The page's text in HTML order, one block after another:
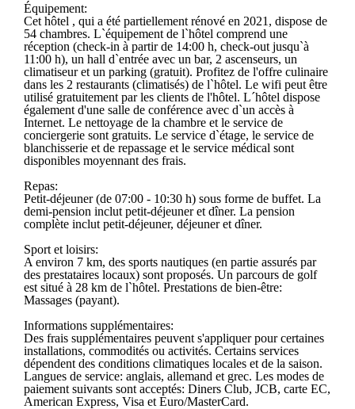
Équipement:
Cet hôtel , qui a été partiellement rénové en 2021, dispose de
54 chambres. L`équipement de l`hôtel comprend une
réception (check-in à partir de 14:00 h, check-out jusqu`à
11:00 h), un hall d`entrée avec un bar, 2 ascenseurs, un
climatiseur et un parking (gratuit). Profitez de l'offre culinaire
dans les 2 restaurants (climatisés) de l`hôtel. Le wifi peut être
utilisé gratuitement par les clients de l'hôtel. L´hôtel dispose
également d'une salle de conférence avec d`un accès à
Internet. Le nettoyage de la chambre et le service de
conciergerie sont gratuits. Le service d`étage, le service de
blanchisserie et de repassage et le service médical sont
disponibles moyennant des frais.
Repas:
Petit-déjeuner (de 07:00 - 10:30 h) sous forme de buffet. La
demi-pension inclut petit-déjeuner et dîner. La pension
complète inclut petit-déjeuner, déjeuner et dîner.
Sport et loisirs:
A environ 7 km, des sports nautiques (en partie assurés par
des prestataires locaux) sont proposés. Un parcours de golf
est situé à 28 km de l`hôtel. Prestations de bien-être:
Massages (payant).
Informations supplémentaires:
Des frais supplémentaires peuvent s'appliquer pour certaines
installations, commodités ou activités. Certains services
dépendent des conditions climatiques locales et de la saison.
Langues de service: anglais, allemand et grec. Les modes de
paiement suivants sont acceptés: Diners Club, JCB, carte EC,
American Express, Visa et Euro/MasterCard.